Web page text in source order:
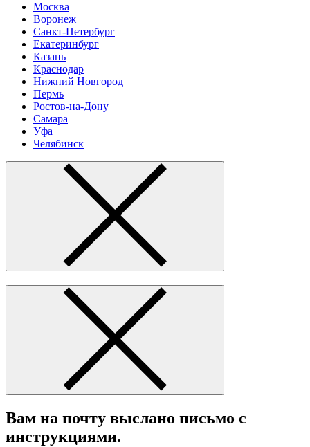
Москва
Воронеж
Санкт-Петербург
Екатеринбург
Казань
Краснодар
Нижний Новгород
Пермь
Ростов-на-Дону
Самара
Уфа
Челябинск
Вам на почту выслано письмо с
инструкциями.